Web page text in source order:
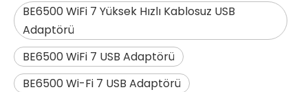
BE6500 WiFi 7 Yüksek Hızlı Kablosuz USB
Adaptörü
BE6500 WiFi 7 USB Adaptörü
BE6500 Wi-Fi 7 USB Adaptörü